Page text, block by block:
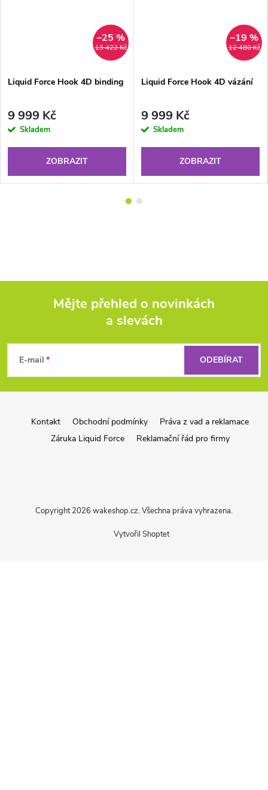
13 422 Kč
–25 %
Liquid Force Hook 4D binding
9 999 Kč
Skladem
ZOBRAZIT
12 480 Kč
–19 %
Liquid Force Hook 4D vázání
9 999 Kč
Skladem
ZOBRAZIT
p
Mějte přehled o novinkách
a slevách
E-mail ODEBÍRAT
Kontakt Obchodní podmínky
Práva z vad a reklamace
Záruka Liquid Force
Reklamační řád pro firmy
Vytvořil Shoptet
Copyright 2026 wakeshop.cz. Všechna práva vyhrazena.